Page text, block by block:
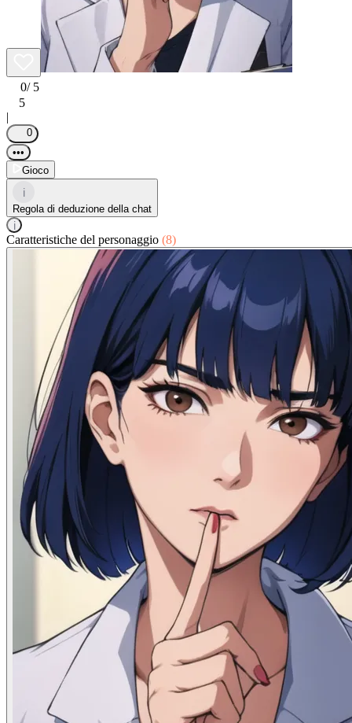
0/ 5
5
|
0
•••
Gioco
i
Regola di deduzione della chat
i
Caratteristiche del personaggio (8)